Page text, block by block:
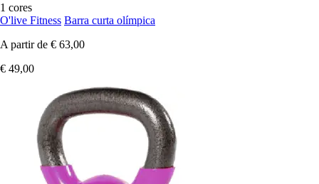
1 cores
O'live Fitness Barra curta olímpica
A partir de € 63,00
€ 49,00